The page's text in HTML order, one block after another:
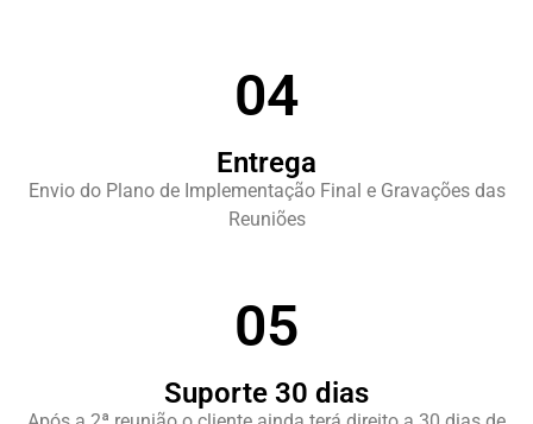
04
Entrega
Envio do Plano de Implementação Final e Gravações das
Reuniões
05
Suporte 30 dias